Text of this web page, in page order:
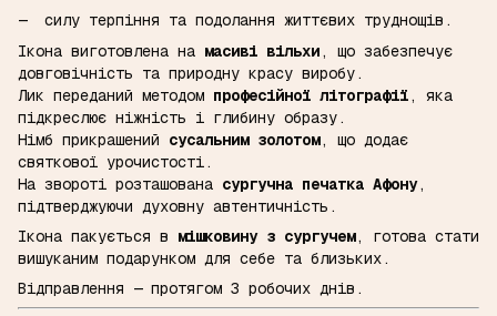
силу терпіння та подолання життєвих труднощів.
Ікона виготовлена на масиві вільхи, що забезпечує
довговічність та природну красу виробу.
Лик переданий методом професійної літографії, яка
підкреслює ніжність і глибину образу.
Німб прикрашений сусальним золотом, що додає
святкової урочистості.
На звороті розташована сургучна печатка Афону,
підтверджуючи духовну автентичність.
Ікона пакується в мішковину з сургучем, готова стати
вишуканим подарунком для себе та близьких.
Відправлення — протягом 3 робочих днів.